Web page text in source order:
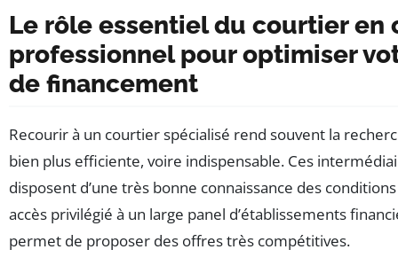
Le rôle essentiel du courtier en
professionnel pour optimiser
de financement
Recourir à un courtier spécialisé rend souvent la
bien plus efficiente, voire indispensable. Ces
disposent d’une très bonne connaissance des
accès privilégié à un large panel d’établissements
permet de proposer des offres très compétitives.